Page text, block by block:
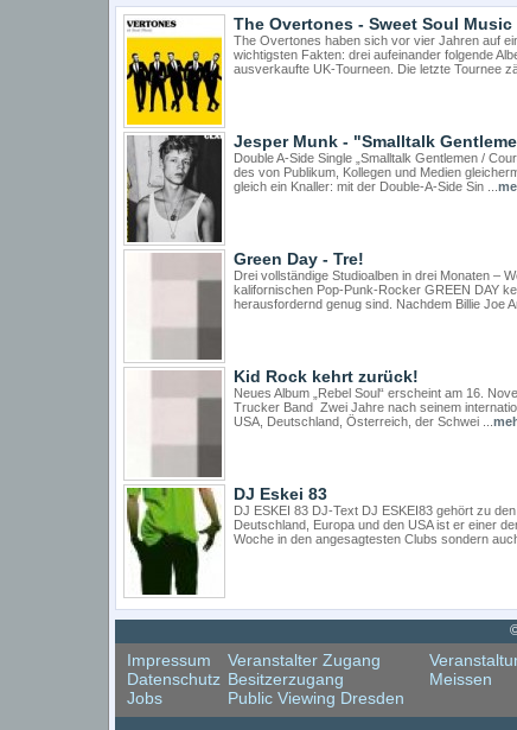
Cookie Consent plugin for the EU cookie law
The Overtones - Sweet Soul Music
The Overtones haben sich vor vier Jahren auf
wichtigsten Fakten: drei aufeinander folgende
ausverkaufte UK-Tourneen. Die letzte Tournee
Jesper Munk - "Smalltalk
Double A-Side Single „Smalltalk Gentlemen /
des von Publikum, Kollegen und Medien
gleich ein Knaller: mit der Double-A-Side Sin ...
Green Day - Tre!
Drei vollständige Studioalben in drei Monaten –
kalifornischen Pop-Punk-Rocker GREEN DAY
herausfordernd genug sind. Nachdem Billie Joe
Kid Rock kehrt zurück!
Neues Album „Rebel Soul“ erscheint am 16.
Trucker Band Zwei Jahre nach seinem
USA, Deutschland, Österreich, der Schwei ...
DJ Eskei 83
DJ ESKEI 83 DJ-Text DJ ESKEI83 gehört zu
Deutschland, Europa und den USA ist er einer
Woche in den angesagtesten Clubs sondern
Impressum
Datenschutz
Jobs
Veranstalter Zugang
Besitzerzugang
Public Viewing Dresden
Meissen